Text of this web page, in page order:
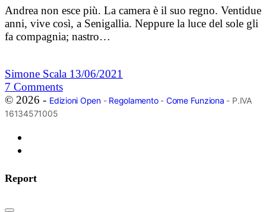
Andrea non esce più. La camera è il suo regno. Ventidue
anni, vive così, a Senigallia. Neppure la luce del sole gli
fa compagnia; nastro…
Simone Scala 13/06/2021
7 Comments
© 2026 - Edizioni Open- Regolamento- Come Funziona - P.IVA
16134571005
Report